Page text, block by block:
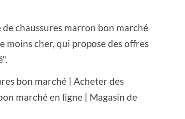
de chaussures marron bon marché
moins cher, qui propose des offres
bon marché | Acheter des
marché en ligne | Magasin de